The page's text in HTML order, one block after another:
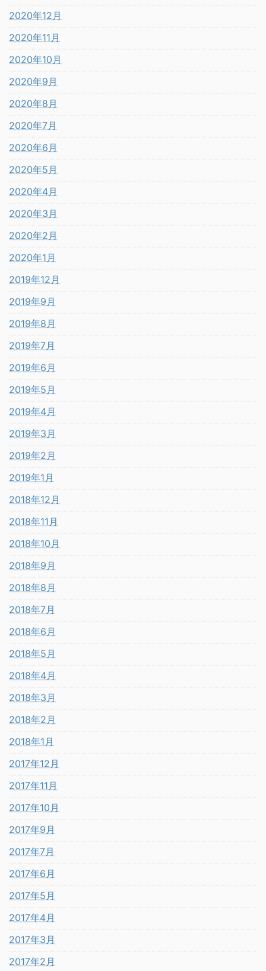
2020年12月
2020年11月
2020年10月
2020年9月
2020年8月
2020年7月
2020年6月
2020年5月
2020年4月
2020年3月
2020年2月
2020年1月
2019年12月
2019年9月
2019年8月
2019年7月
2019年6月
2019年5月
2019年4月
2019年3月
2019年2月
2019年1月
2018年12月
2018年11月
2018年10月
2018年9月
2018年8月
2018年7月
2018年6月
2018年5月
2018年4月
2018年3月
2018年2月
2018年1月
2017年12月
2017年11月
2017年10月
2017年9月
2017年7月
2017年6月
2017年5月
2017年4月
2017年3月
2017年2月